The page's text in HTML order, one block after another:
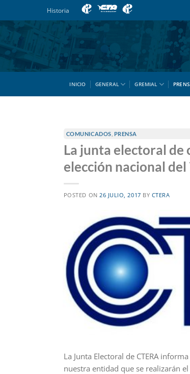
al
contenido
Historia
INICIO GENERAL GREMIAL
COMUNICADOS PRENSA
La junta electoral de
elección nacional
POSTED ON26 JULIO, 2017 BY CTERA
La Junta Electoral de CTERA
nuestra entidad que se realizarán